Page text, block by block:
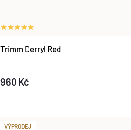
Trimm Derryl Red
960 Kč
VÝPRODEJ